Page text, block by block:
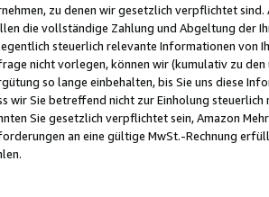
zu denen wir gesetzlich verpflichtet
die vollständige Zahlung und Abgeltung der
steuerlich relevante Informationen von
nicht vorlegen, können wir (kumulativ zu
so lange einbehalten, bis Sie uns diese
wir Sie betreffend nicht zur Einholung
Sie gesetzlich verpflichtet sein, Amazon
an eine gültige MwSt.-Rechnung